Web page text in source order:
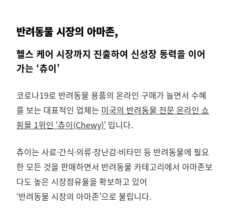
반려동물 시장의 아마존,
헬스 케어 시장까지 진출하여 신성장 동력을 이어
가는 ‘츄이’
코로나19로 반려동물 용품의 온라인 구매가 늘면서 수혜
를 보는 대표적인 업체는 미국의 반려동물 전문 온라인 쇼
핑몰 1위인 ‘츄이(Chewy)’ 입니다.
츄이는 사료·간식·의류·장난감·비타민 등 반려동물에 필요
한 모든 것을 판매하면서 반려동물 카테고리에서 아마존보
다도 높은 시장점유율을 확보하고 있어
‘반려동물 시장의 아마존’으로 불립니다.